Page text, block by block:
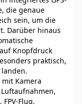
die genaue
sein, um die
Darüber hinaus
Knopfdruck
praktisch,
Kamera
Flug,